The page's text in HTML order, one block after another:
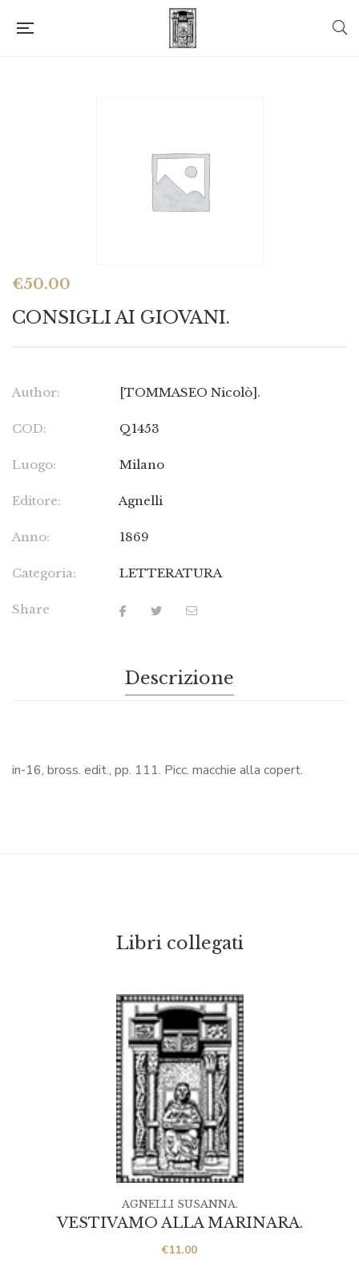
€50.00
CONSIGLI AI GIOVANI.
Author: [TOMMASEO Nicolò].
COD: Q1453
Luogo: Milano
Editore: Agnelli
Anno: 1869
Categoria: LETTERATURA
Share
Descrizione
in-16, bross. edit., pp. 111. Picc. macchie alla copert.
Libri collegati
VESTIVAMO ALLA MARINARA.
€11.00
AGNELLI SUSANNA.